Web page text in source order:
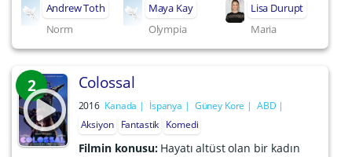
Andrew Toth
Norm
Maya Kay
Olympia
Lisa Durupt
Maria
2 Colossal
2016 Kanada İspanya Güney Kore
ABD
Aksiyon
Fantastik Komedi
Filmin konusu: Hayatı altüst olan bir kadın